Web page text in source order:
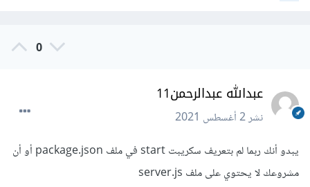
0
عبدالله عبدالرحمن11
نشر2 أغسطس 2021
يبدو أنك ربما لم بتعريف سكريبت start في ملف package.json أو أن
مشروعك لا يحتوي على ملف server.js